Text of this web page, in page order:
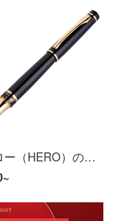
ヒーロー（HERO）の万年筆黒イリジウム金の万年筆インクペンの美しいボールペンのシャープ1021